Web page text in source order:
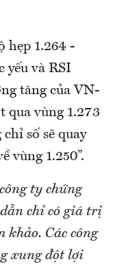
hẹp 1.264 -
yếu và RSI
tăng của VN-
qua vùng 1.273
số sẽ quay
vùng 1.250”.
ty chứng
chỉ có giá trị
Các công
xung đột lợi